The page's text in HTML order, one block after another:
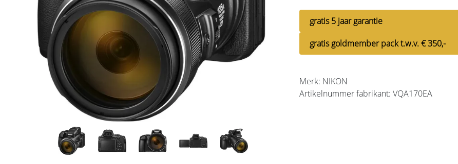
gratis 5 jaar garantie
gratis goldmember pack t.w.v. € 350,-
Merk: NIKON
Artikelnummer fabrikant: VQA170EA